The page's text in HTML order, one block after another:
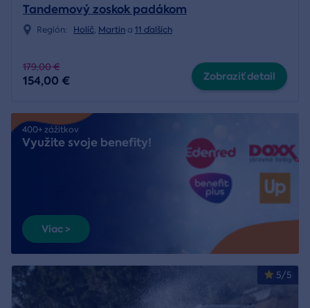
Tandemový zoskok padákom
Región: Holíč, Martin a 11 ďalších
179,00 €
154,00 € Zobraziť detail
400+ zážitkov
Využite svoje benefity!
Viac >
5/5